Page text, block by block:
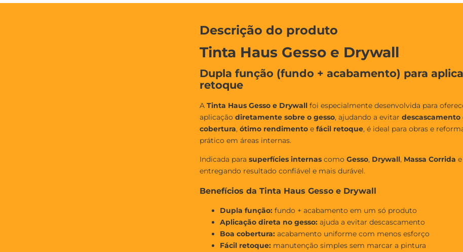
Descrição do produto
Tinta Haus Gesso e Drywall
Dupla função (fundo + acabamento) para
retoque
A Tinta Haus Gesso e Drywall foi especialmente desenvolvida para
aplicação diretamente sobre o gesso, ajudando a evitar descascamento
cobertura, ótimo rendimento e fácil retoque, é ideal para obras e
prático em áreas internas.
Indicada para superfícies internas como Gesso, Drywall, Massa Corrida e
entregando resultado confiável e mais durável.
Benefícios da Tinta Haus Gesso e Drywall
Dupla função: fundo + acabamento em um só produto
Aplicação direta no gesso: ajuda a evitar descascamento
Boa cobertura: acabamento uniforme com menos esforço
Fácil retoque: manutenção simples sem marcar a pintura